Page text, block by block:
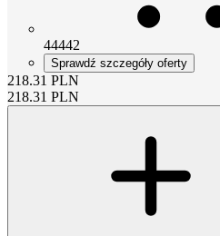
44442
Sprawdź szczegóły oferty
218.31 PLN
218.31 PLN